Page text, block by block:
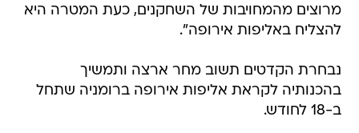
מרוצים מהמחויבות של השחקנים, כעת המטרה היא
להצליח באליפות אירופה".
נבחרת הקדטים תשוב מחר ארצה ותמשיך
בהכנותיה לקראת אליפות אירופה ברומניה שתחל
ב-18 לחודש.